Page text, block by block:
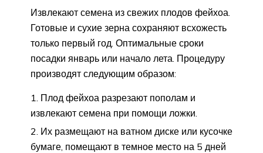
Извлекают семена из свежих плодов фейхоа.
Готовые и сухие зерна сохраняют всхожесть
только первый год. Оптимальные сроки
посадки январь или начало лета. Процедуру
производят следующим образом:
Плод фейхоа разрезают пополам и
извлекают семена при помощи ложки.
Их размещают на ватном диске или кусочке
бумаге, помещают в темное место на 5 дней